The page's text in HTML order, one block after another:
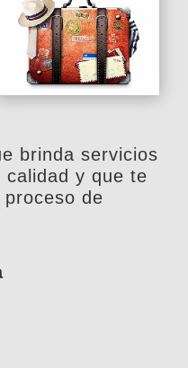
brinda servicios
y que te
de